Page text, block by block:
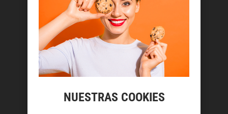
NUESTRAS COOKIES